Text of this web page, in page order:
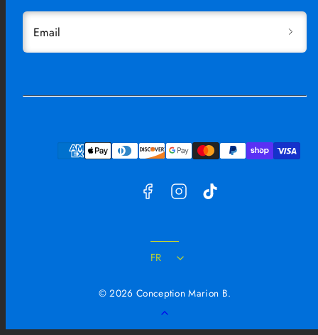
Email
Moyens
paiement
Facebook
Instagram
FR
© 2026 Conception Marion B.